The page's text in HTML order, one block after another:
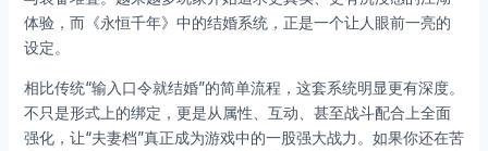
体验，而《永恒千年》中的结婚系统，正是一个让人眼前一亮的
设定。
相比传统“输入口令就结婚”的简单流程，这套系统明显更有深度。
不只是形式上的绑定，更是从属性、互动、甚至战斗配合上全面
强化，让“夫妻档”真正成为游戏中的一股强大战力。如果你还在苦